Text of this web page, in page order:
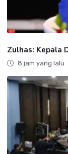
Zulhas: Kepala
8 jam yang lalu